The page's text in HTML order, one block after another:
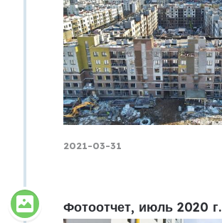
2021-03-31
Фотоотчет, июль 2020 г.